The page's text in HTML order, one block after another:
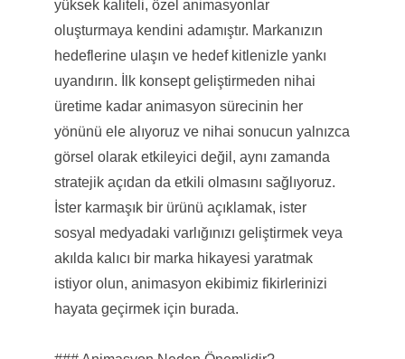
yüksek kaliteli, özel animasyonlar
oluşturmaya kendini adamıştır. Markanızın
hedeflerine ulaşın ve hedef kitlenizle yankı
uyandırın. İlk konsept geliştirmeden nihai
üretime kadar animasyon sürecinin her
yönünü ele alıyoruz ve nihai sonucun yalnızca
görsel olarak etkileyici değil, aynı zamanda
stratejik açıdan da etkili olmasını sağlıyoruz.
İster karmaşık bir ürünü açıklamak, ister
sosyal medyadaki varlığınızı geliştirmek veya
akılda kalıcı bir marka hikayesi yaratmak
istiyor olun, animasyon ekibimiz fikirlerinizi
hayata geçirmek için burada.